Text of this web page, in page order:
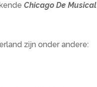
Chicago De Musical
zijn onder andere: